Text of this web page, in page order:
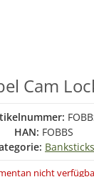
Cam
HAN: FOBBS
Banksticks
nicht